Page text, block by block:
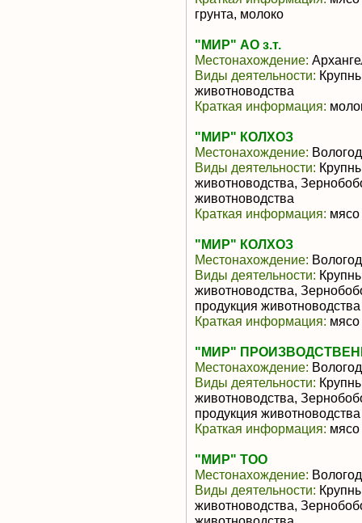
грунта, молоко
"МИР" АО з.т.
Местонахождение:
Виды деятельности:
животноводства
Краткая информация:
"МИР" КОЛХОЗ
Местонахождение:
Виды деятельности:
животноводства,
животноводства
Краткая информация: мясо
"МИР" КОЛХОЗ
Местонахождение:
Виды деятельности:
животноводства,
продукция животноводства
Краткая информация: мясо
"МИР"
Местонахождение:
Виды деятельности:
животноводства,
продукция животноводства
Краткая информация: мясо
"МИР" ТОО
Местонахождение:
Виды деятельности:
животноводства,